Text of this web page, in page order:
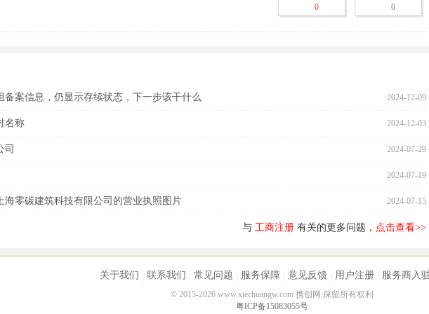
立公司基本账户开户，
登记（备案）申请书》。
签署的公司章程。
主体资格证明或者自然人身份证件复印件。
表人任职文件（股东会决议由股东签署，董事会决议由公司董事签字）及身份证件复印件。
0 0
备案信息，仍显示存续状态，下一步该干什么 2024-12-09
名称 2024-12-03
司 2024-07-29
2024-07-19
海零碳建筑科技有限公司的营业执照图片 2024-07-15
与 工商注册 有关的更多问题， 点击查看>>
关于我们 联系我们 常见问题 服务保障 意见反馈 用户注册 服务商入
© 2015-2026 www.xiechuangw.com 携创网,保留所有权利
粤ICP备15083055号